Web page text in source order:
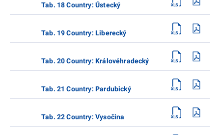
Tab. 18 Country: Ústecký
Tab. 19 Country: Liberecký
Tab. 20 Country: Královéhradecký
Tab. 21 Country: Pardubický
Tab. 22 Country: Vysočina